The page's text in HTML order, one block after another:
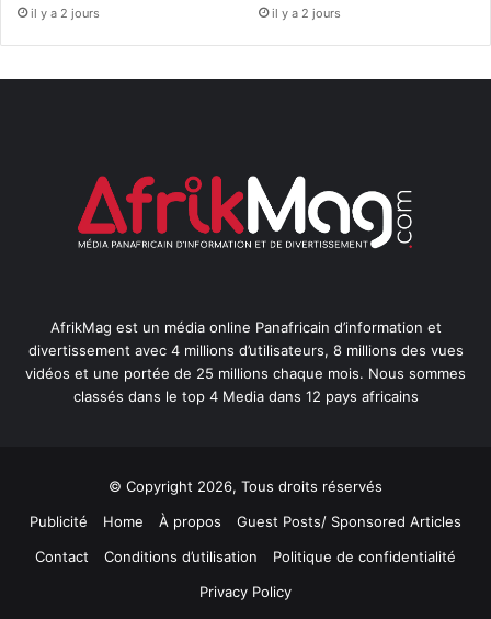
il y a 2 jours il y a 2 jours
AfrikMag est un média online Panafricain d’information et
divertissement avec 4 millions d’utilisateurs, 8 millions des vues
vidéos et une portée de 25 millions chaque mois. Nous sommes
classés dans le top 4 Media dans 12 pays africains
© Copyright 2026, Tous droits réservés
Publicité
Home À propos
Guest Posts/ Sponsored Articles
Contact
Conditions d’utilisation
Politique de confidentialité
Privacy Policy